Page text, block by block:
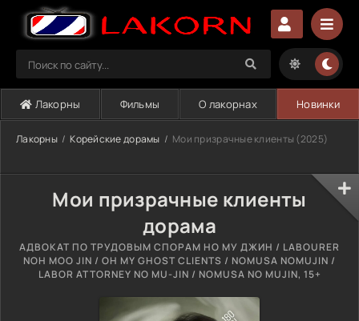
Лакорны Фильмы О лакорнах Новинки
Лакорны Корейские дорамы Мои призрачные клиенты (2025)
Мои призрачные клиенты
дорама
АДВОКАТ ПО ТРУДОВЫМ СПОРАМ НО МУ ДЖИН / LABOURER
NOH MOO JIN / OH MY GHOST CLIENTS / NOMUSA NOMUJIN /
LABOR ATTORNEY NO MU-JIN / NOMUSA NO MUJIN, 15+